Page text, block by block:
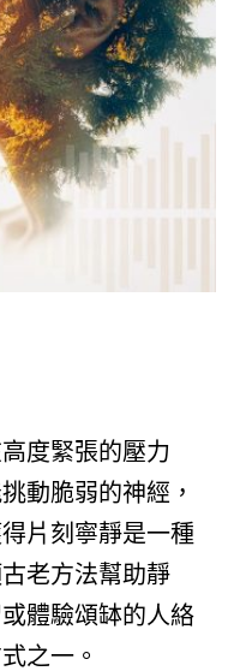
度緊張的壓力
動脆弱的神經，
片刻寧靜是一種
老方法幫助靜
體驗頌缽的人絡
之一。